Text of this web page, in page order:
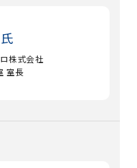
株式会社
室長